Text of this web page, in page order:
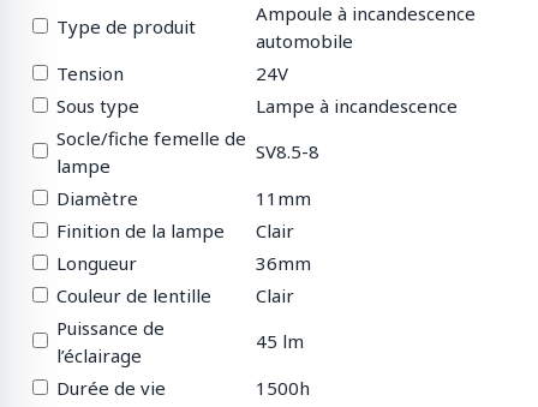
Type de produit
Ampoule à incandescence
automobile
Tension
24V
Sous type
Lampe à incandescence
Socle/fiche femelle de
lampe
SV8.5-8
Diamètre
11mm
Finition de la lampe
Clair
Longueur
36mm
Couleur de lentille
Clair
Puissance de
l’éclairage
45 lm
Durée de vie
1500h